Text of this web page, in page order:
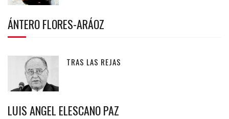
ÁNTERO FLORES-ARÁOZ
TRAS LAS REJAS
LUIS ANGEL ELESCANO PAZ